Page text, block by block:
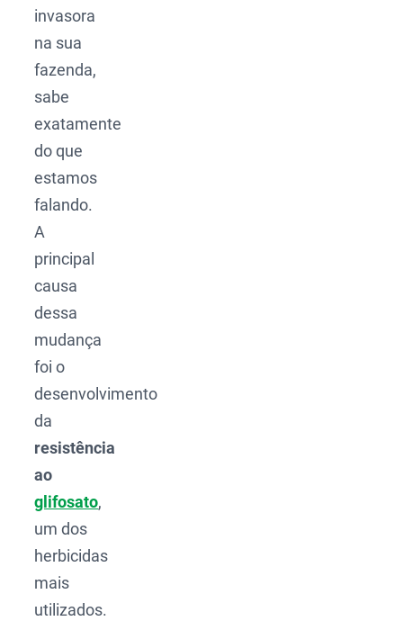
invasora
na sua
fazenda,
sabe
exatamente
do que
estamos
falando.
A
principal
causa
dessa
mudança
foi o
desenvolvimento
da
resistência
ao
glifosato,
um dos
herbicidas
mais
utilizados.